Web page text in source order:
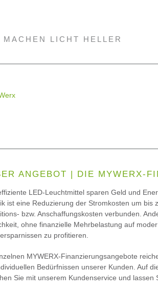
MACHEN LICHT HELLER
ANGEBOT | DIE MYWERX-
LED-Leuchtmittel sparen Geld und
ist eine Reduzierung der Stromkosten um
bzw. Anschaffungskosten verbunden.
ohne finanzielle Mehrbelastung auf
zu profitieren.
MYWERX-Finanzierungsangebote
Bedürfnissen unserer Kunden. Auf
Sie mit unserem Kundenservice und